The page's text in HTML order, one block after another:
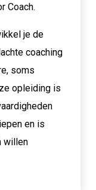
Coach.
je de
coaching
soms
opleiding is
en is
willen